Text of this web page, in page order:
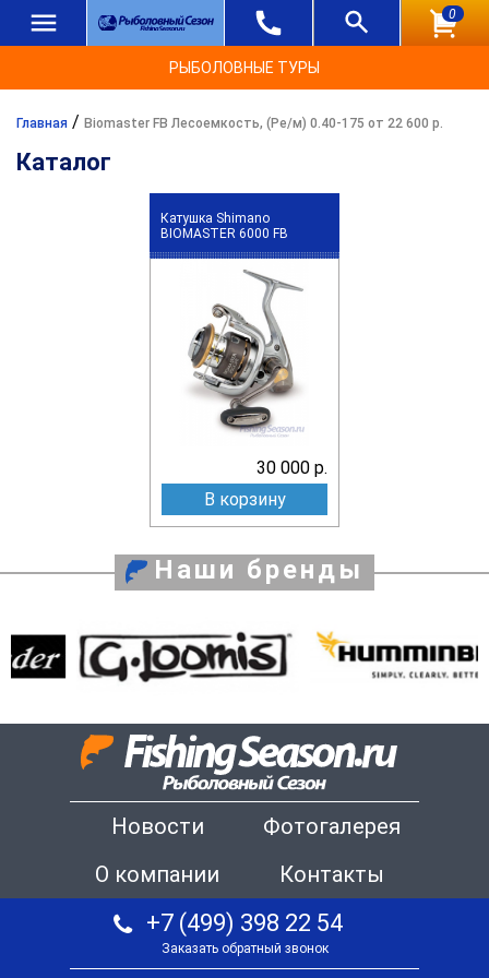
0
РЫБОЛОВНЫЕ ТУРЫ
Главная / Biomaster FB Лесоемкость, (Ре/м) 0.40-175 от 22 600 р.
Каталог
Катушка Shimano
BIOMASTER 6000 FB
30 000 р.
В корзину
Наши бренды
Новости
Фотогалерея
О компании
Контакты
+7 (499) 398 22 54
Заказать обратный звонок